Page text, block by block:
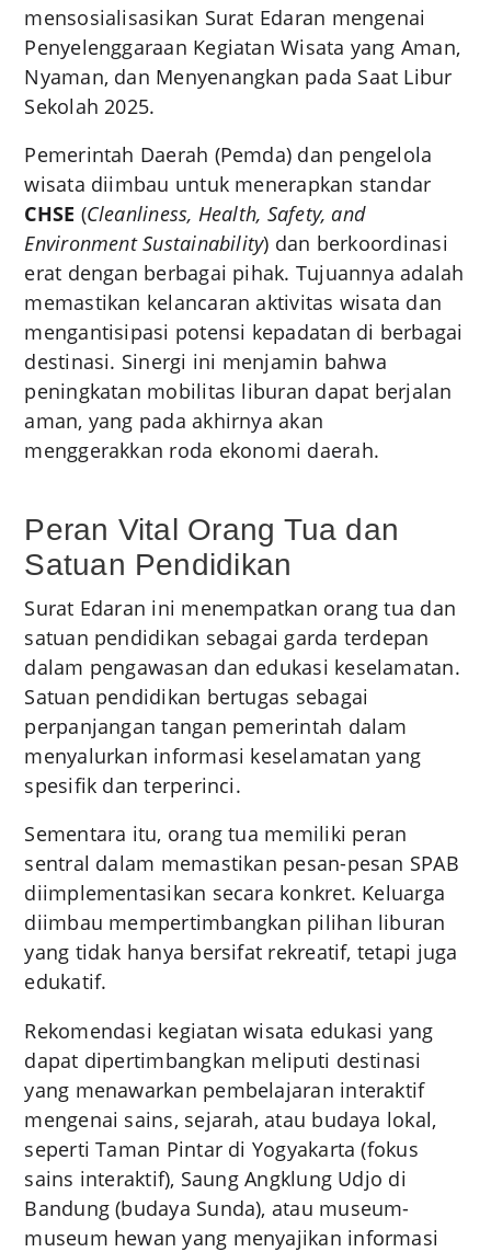
mensosialisasikan Surat Edaran mengenai
Penyelenggaraan Kegiatan Wisata yang Aman,
Nyaman, dan Menyenangkan pada Saat Libur
Sekolah 2025.
Pemerintah Daerah (Pemda) dan pengelola
wisata diimbau untuk menerapkan standar
CHSE (Cleanliness, Health, Safety, and
Environment Sustainability) dan berkoordinasi
erat dengan berbagai pihak. Tujuannya adalah
memastikan kelancaran aktivitas wisata dan
mengantisipasi potensi kepadatan di berbagai
destinasi. Sinergi ini menjamin bahwa
peningkatan mobilitas liburan dapat berjalan
aman, yang pada akhirnya akan
menggerakkan roda ekonomi daerah.
Peran Vital Orang Tua dan
Satuan Pendidikan
Surat Edaran ini menempatkan orang tua dan
satuan pendidikan sebagai garda terdepan
dalam pengawasan dan edukasi keselamatan.
Satuan pendidikan bertugas sebagai
perpanjangan tangan pemerintah dalam
menyalurkan informasi keselamatan yang
spesifik dan terperinci.
Sementara itu, orang tua memiliki peran
sentral dalam memastikan pesan-pesan SPAB
diimplementasikan secara konkret. Keluarga
diimbau mempertimbangkan pilihan liburan
yang tidak hanya bersifat rekreatif, tetapi juga
edukatif.
Rekomendasi kegiatan wisata edukasi yang
dapat dipertimbangkan meliputi destinasi
yang menawarkan pembelajaran interaktif
mengenai sains, sejarah, atau budaya lokal,
seperti Taman Pintar di Yogyakarta (fokus
sains interaktif), Saung Angklung Udjo di
Bandung (budaya Sunda), atau museum-
museum hewan yang menyajikan informasi